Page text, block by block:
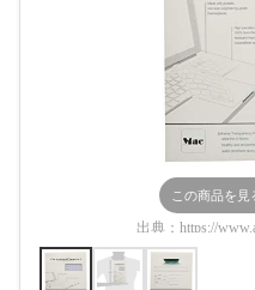
この商品を見
出典： https://